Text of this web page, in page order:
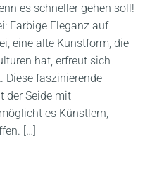
es schneller gehen soll!
Farbige Eleganz auf
eine alte Kunstform, die
hat, erfreut sich
Diese faszinierende
der Seide mit
es Künstlern,
[…]